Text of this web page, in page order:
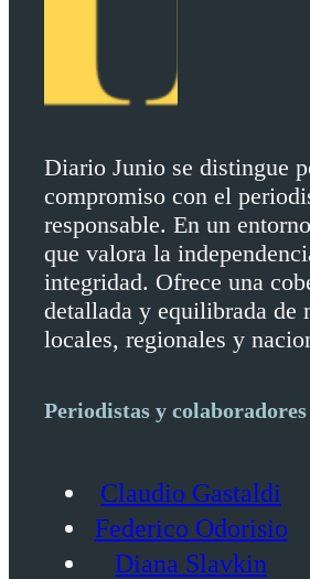
Diario Junio se distingue
compromiso con el
responsable. En un
que valora la
integridad. Ofrece una
detallada y equilibrada de
locales, regionales y
Periodistas y colaboradores
Claudio Gastaldi
Federico Odorisio
Diana Slavkin